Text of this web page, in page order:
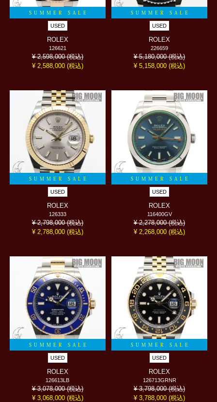
SUMMER SALE
USED
ROLEX
126621
¥ 2,598,000(税込)
¥ 2,588,000 (税込)
SUMMER SALE
USED
ROLEX
226659
¥ 5,180,000(税込)
¥ 5,158,000(税込)
SUMMER SALE
USED
ROLEX
126333
¥ 2,798,000(税込)
¥ 2,788,000 (税込)
SUMMER SALE
USED
ROLEX
116400GV
¥ 2,278,000(税込)
¥ 2,268,000(税込)
SUMMER SALE
USED
ROLEX
126613LB
¥ 3,078,000(税込)
¥ 3,068,000 (税込)
SUMMER SALE
USED
ROLEX
126713GRNR
¥ 3,798,000(税込)
¥ 3,788,000(税込)